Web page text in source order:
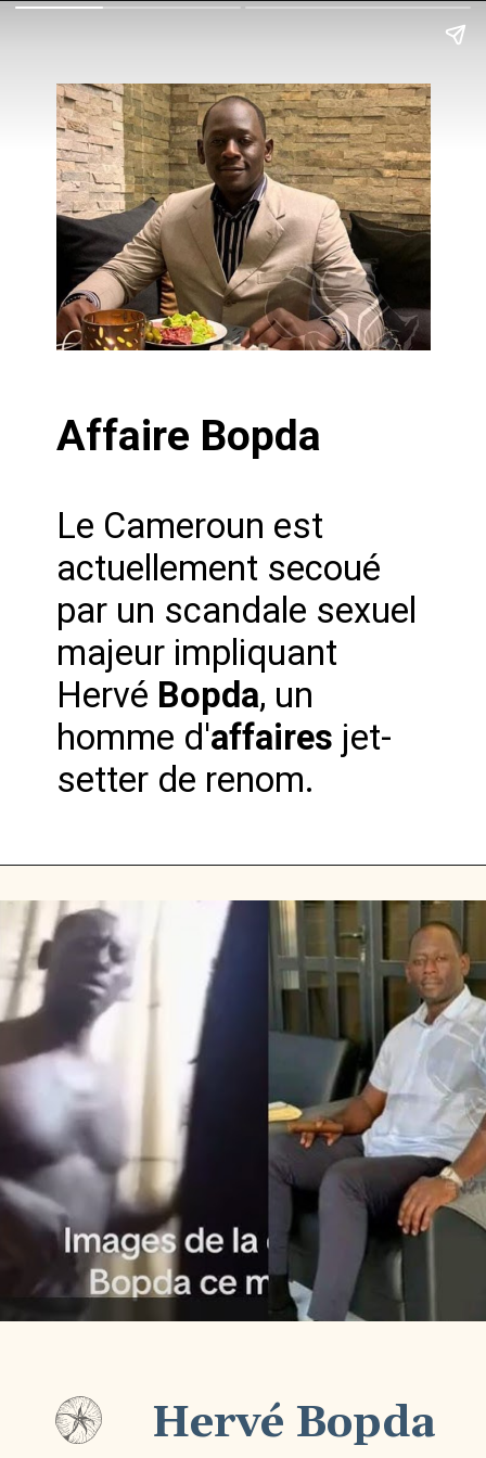
Le Cameroun est
actuellement secoué
par un scandale sexuel
majeur impliquant
Hervé Bopda, un
homme d'affaires jet-
setter de renom.
Affaire Bopda
Hervé Bopda